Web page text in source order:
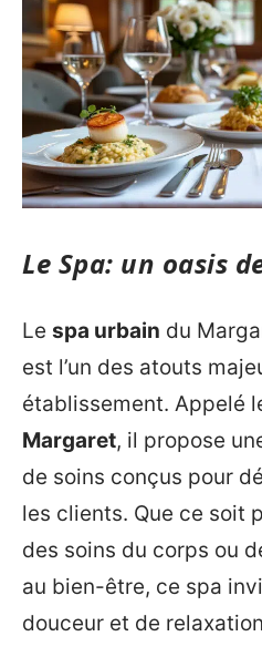
Le Spa: un oasis
Le spa urbain du
est l’un des atouts
établissement. Appelé
Margaret, il propose
de soins conçus pour
les clients. Que ce soit
des soins du corps ou
au bien-être, ce spa
douceur et de